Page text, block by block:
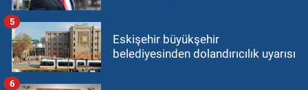
Eskişehir büyükşehir
belediyesinden dolandırıcılık uyarısı
5
6